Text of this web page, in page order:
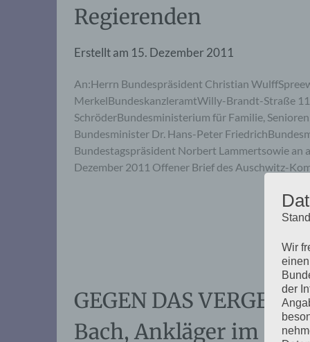
Regierenden
Erstellt am 15. Dezember 2011
An:Herrn Bundespräsident Christian
MerkelBundeskanzleramtWilly-Brandt-Straße
SchröderBundesministerium für Familie,
Bundesminister Dr. Hans-Peter
Bundestagspräsident Norbert Lammertsowie an
Dezember 2011 Offener Brief des Auschwitz-
GEGEN DAS
Bach, Ankläger im
Wir
der